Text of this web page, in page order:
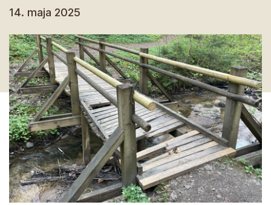
14. maja 2025